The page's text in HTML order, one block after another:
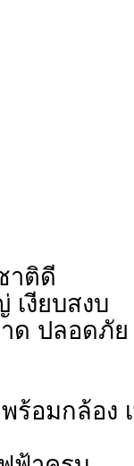
าติดี
เงียบสงบ
ด ปลอดภัย
ร้อมกล้อง